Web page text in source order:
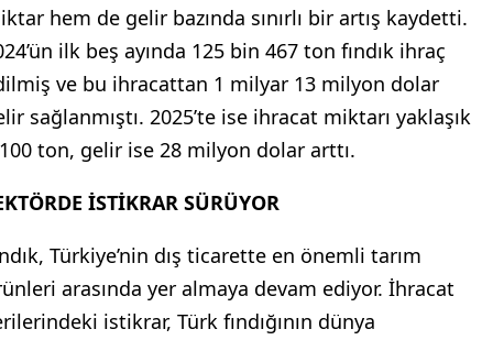
hem de gelir bazında sınırlı bir artış kaydetti.
ilk beş ayında 125 bin 467 ton fındık ihraç
ve bu ihracattan 1 milyar 13 milyon dolar
sağlanmıştı. 2025’te ise ihracat miktarı yaklaşık
ton, gelir ise 28 milyon dolar arttı.
İSTİKRAR SÜRÜYOR
Türkiye’nin dış ticarette en önemli tarım
arasında yer almaya devam ediyor. İhracat
istikrar, Türk fındığının dünya